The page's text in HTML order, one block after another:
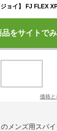
品をサイトで
価格と
メンズ用スパ